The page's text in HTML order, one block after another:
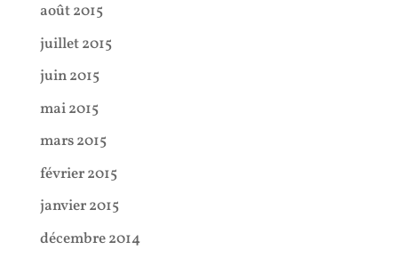
août 2015
juillet 2015
juin 2015
mai 2015
mars 2015
février 2015
janvier 2015
décembre 2014